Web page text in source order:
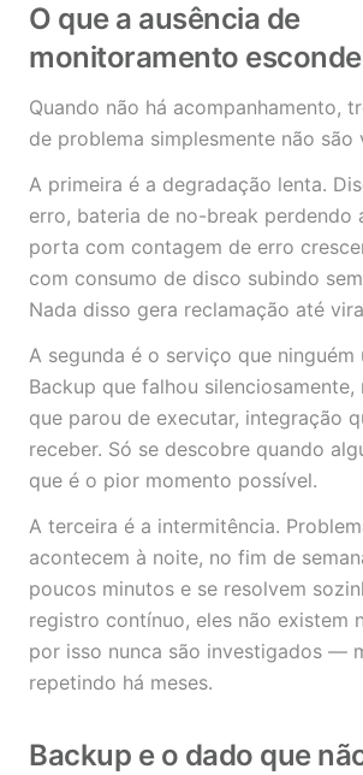
O que a ausência de
monitoramento esconde
Quando não há acompanhamento,
de problema simplesmente não são
A primeira é a degradação lenta.
erro, bateria de no-break perdendo
porta com contagem de erro
com consumo de disco subindo
Nada disso gera reclamação até
A segunda é o serviço que ninguém
Backup que falhou
que parou de executar, integração
receber. Só se descobre quando
que é o pior momento possível.
A terceira é a intermitência.
acontecem à noite, no fim de
poucos minutos e se resolvem
registro contínuo, eles não existem
por isso nunca são investigados —
repetindo há meses.
Backup e o dado que